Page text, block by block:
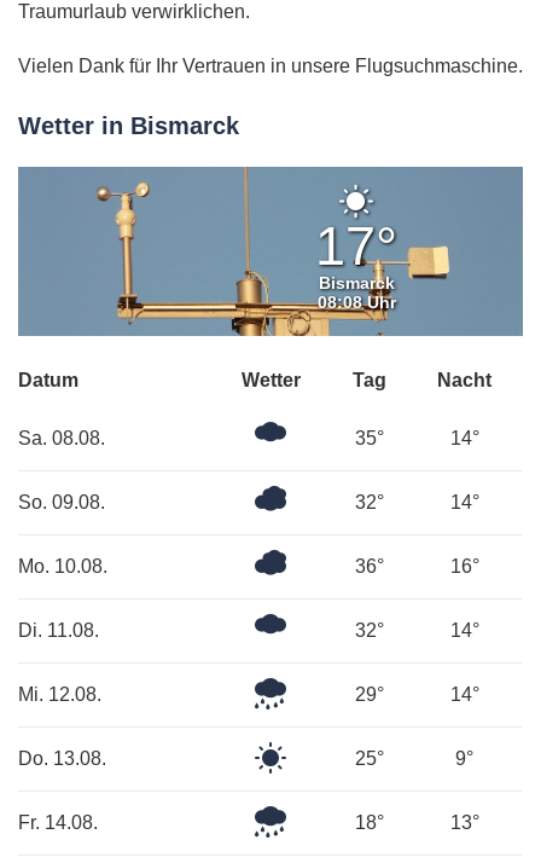
Traumurlaub verwirklichen.
Vielen Dank für Ihr Vertrauen in unsere Flugsuchmaschine.
Wetter in Bismarck
Klarer
Himmel
17°
Bismarck
08:08 Uhr
Datum Wetter Tag Nacht
Sa. 08.08. 35° 14°
So. 09.08.
Überwiegend
32° 14°
Mo. 10.08.
Überwiegend
36° 16°
Di. 11.08. 32° 14°
Mi. 12.08. 29° 14°
Do. 13.08. 25° 9°
Fr. 14.08. 18° 13°